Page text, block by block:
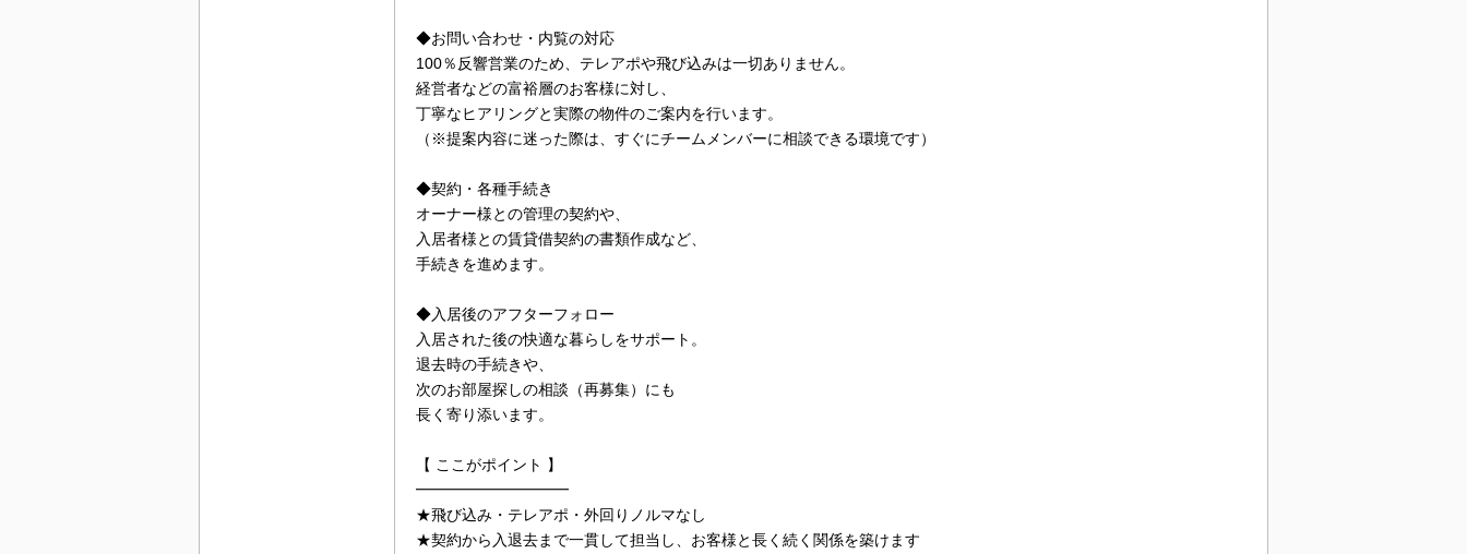
◆お問い合わせ・内覧の対応
100％反響営業のため、テレアポや飛び込みは一切ありません。
経営者などの富裕層のお客様に対し、
丁寧なヒアリングと実際の物件のご案内を行います。
（※提案内容に迷った際は、すぐにチームメンバーに相談できる環境です）
◆契約・各種手続き
オーナー様との管理の契約や、
入居者様との賃貸借契約の書類作成など、
手続きを進めます。
◆入居後のアフターフォロー
入居された後の快適な暮らしをサポート。
退去時の手続きや、
次のお部屋探しの相談（再募集）にも
長く寄り添います。
【 ここがポイント 】
━━━━━━━━━━
★飛び込み・テレアポ・外回りノルマなし
★契約から入退去まで一貫して担当し、お客様と長く続く関係を築けます